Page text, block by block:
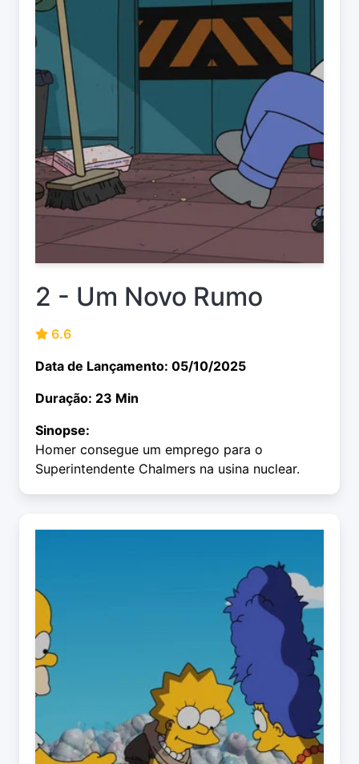
2 - Um Novo Rumo
6.6
Data de Lançamento: 05/10/2025
Duração: 23 Min
Sinopse:
Homer consegue um emprego para o
Superintendente Chalmers na usina nuclear.